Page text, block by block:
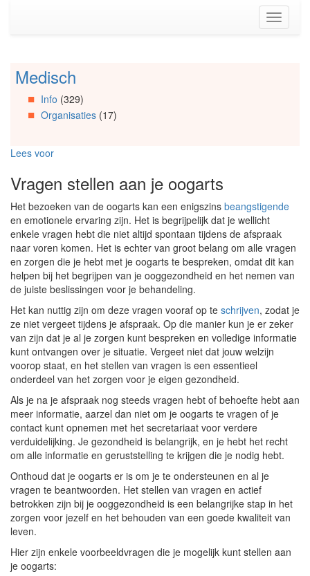
(Accesskey
Toggle
Spring
Artikels
Spring
Spring
Organisaties
Spring
naar
Social
media
Medisch
Info (329)
Organisaties(17)
Lees voor
Vragen stellen aan je oogarts
Het bezoeken van de oogarts kan een enigszins beangstigende
en emotionele ervaring zijn. Het is begrijpelijk dat je wellicht
enkele vragen hebt die niet altijd spontaan tijdens de afspraak
naar voren komen. Het is echter van groot belang om alle vragen
en zorgen die je hebt met je oogarts te bespreken, omdat dit kan
helpen bij het begrijpen van je ooggezondheid en het nemen van
de juiste beslissingen voor je behandeling.
Het kan nuttig zijn om deze vragen vooraf op te schrijven, zodat je
ze niet vergeet tijdens je afspraak. Op die manier kun je er zeker
van zijn dat je al je zorgen kunt bespreken en volledige informatie
kunt ontvangen over je situatie. Vergeet niet dat jouw welzijn
voorop staat, en het stellen van vragen is een essentieel
onderdeel van het zorgen voor je eigen gezondheid.
Als je na je afspraak nog steeds vragen hebt of behoefte hebt aan
meer informatie, aarzel dan niet om je oogarts te vragen of je
contact kunt opnemen met het secretariaat voor verdere
verduidelijking. Je gezondheid is belangrijk, en je hebt het recht
om alle informatie en geruststelling te krijgen die je nodig hebt.
Onthoud dat je oogarts er is om je te ondersteunen en al je
vragen te beantwoorden. Het stellen van vragen en actief
betrokken zijn bij je ooggezondheid is een belangrijke stap in het
zorgen voor jezelf en het behouden van een goede kwaliteit van
leven.
Hier zijn enkele voorbeeldvragen die je mogelijk kunt stellen aan
je oogarts: